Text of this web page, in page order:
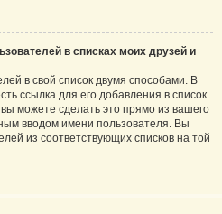
в списках моих друзей и
в свой список двумя способами. В
ссылка для его добавления в список
можете сделать это прямо из вашего
вводом имени пользователя. Вы
из соответствующих списков на той